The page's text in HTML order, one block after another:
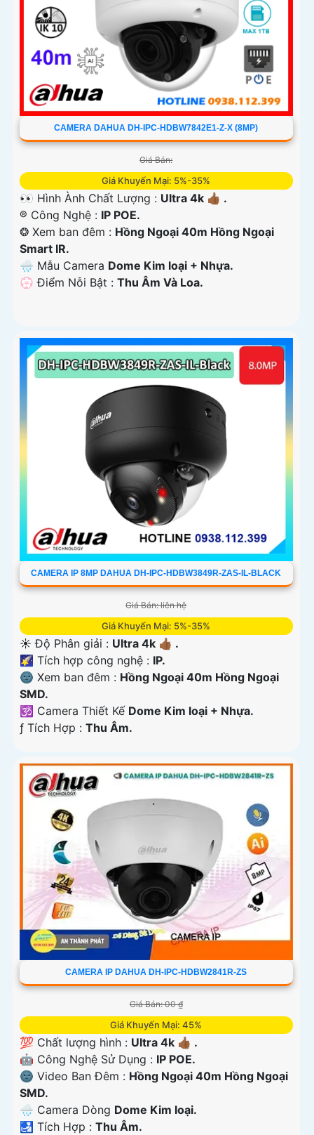
CAMERA DAHUA DH-IPC-HDBW7842E1-Z-X (8MP)
Giá Bán:
Giá Khuyến Mại: 5%-35%
👀 Hình Ành Chất Lượng : Ultra 4k 👍🏾 .
®️ Công Nghệ : IP POE.
❂ Xem ban đêm : Hồng Ngoại 40m Hồng Ngoại
Smart IR.
🌧️ Mẫu Camera Dome Kim loại + Nhựa.
️💮 Điểm Nỗi Bật : Thu Âm Và Loa.
CAMERA IP 8MP DAHUA DH-IPC-HDBW3849R-ZAS-IL-BLACK
Giá Bán: liên hệ
Giá Khuyến Mại: 5%-35%
☀️ Độ Phân giải : Ultra 4k 👍🏾 .
🌠 Tích hợp công nghệ : IP.
🌚 Xem ban đêm : Hồng Ngoại 40m Hồng Ngoại
SMD.
🕉️ Camera Thiết Kế Dome Kim loại + Nhựa.
️ƒ Tích Hợp : Thu Âm.
CAMERA IP DAHUA DH-IPC-HDBW2841R-ZS
Giá Bán: 00 ₫
Giá Khuyến Mại: 45%
💯 Chất lượng hình : Ultra 4k 👍🏾 .
🤖️ Công Nghệ Sử Dụng : IP POE.
🌚 Video Ban Đêm : Hồng Ngoại 40m Hồng Ngoại
SMD.
🌧️ Camera Dòng Dome Kim loại.
️🛃 Tích Hợp : Thu Âm.